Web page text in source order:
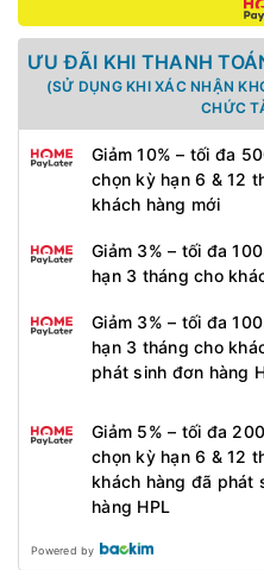
ƯU ĐÃI KHI THANH
(SỬ DỤNG KHI XÁC NHẬN
CHỨC
Giảm 10% – tối đa
chọn kỳ hạn 6 & 12
khách hàng mới
Giảm 3% – tối đa
hạn 3 tháng cho
Giảm 3% – tối đa
hạn 3 tháng cho
phát sinh đơn hàng
Giảm 5% – tối đa
chọn kỳ hạn 6 & 12
khách hàng đã phát
hàng HPL
Powered by